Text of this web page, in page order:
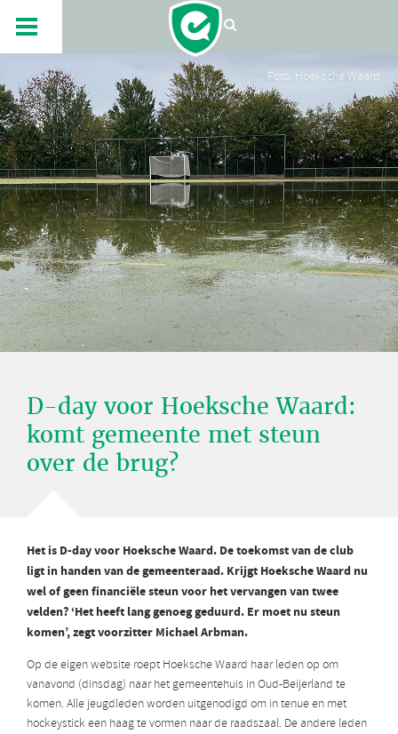
Foto: Hoeksche Waard
D-day voor Hoeksche Waard:
komt gemeente met steun
over de brug?
Het is D-day voor Hoeksche Waard. De toekomst van de club
ligt in handen van de gemeenteraad. Krijgt Hoeksche Waard nu
wel of geen financiële steun voor het vervangen van twee
velden? ‘Het heeft lang genoeg geduurd. Er moet nu steun
komen’, zegt voorzitter Michael Arbman.
Op de eigen website roept Hoeksche Waard haar leden op om
vanavond (dinsdag) naar het gemeentehuis in Oud-Beijerland te
komen. Alle jeugdleden worden uitgenodigd om in tenue en met
hockeystick een haag te vormen naar de raadszaal. De andere leden